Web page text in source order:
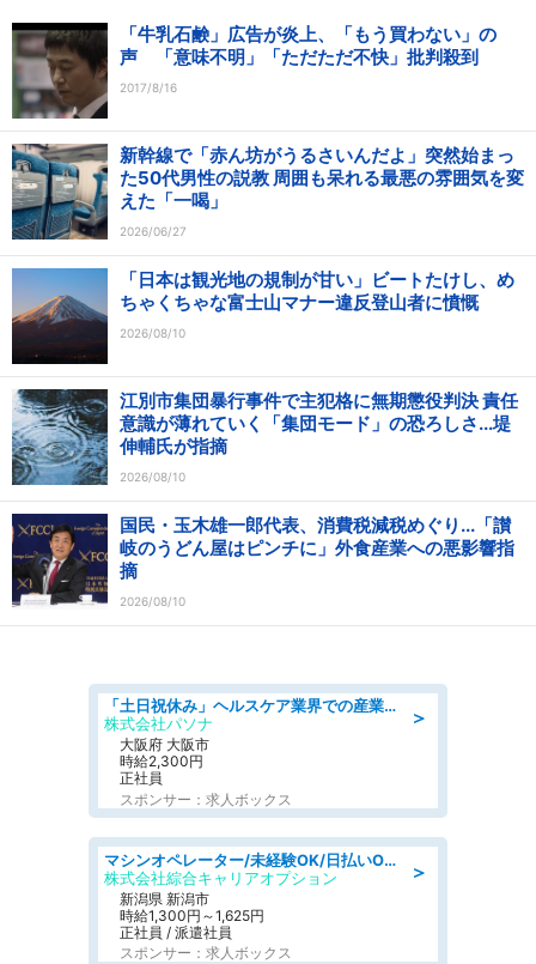
「牛乳石鹸」広告が炎上、「もう買わない」の
声 「意味不明」「ただただ不快」批判殺到
2017/8/16
新幹線で「赤ん坊がうるさいんだよ」突然始まっ
た50代男性の説教 周囲も呆れる最悪の雰囲気を変
えた「一喝」
2026/06/27
「日本は観光地の規制が甘い」ビートたけし、め
ちゃくちゃな富士山マナー違反登山者に憤慨
2026/08/10
江別市集団暴行事件で主犯格に無期懲役判決 責任
意識が薄れていく「集団モード」の恐ろしさ...堤
伸輔氏が指摘
2026/08/10
国民・玉木雄一郎代表、消費税減税めぐり...「讃
岐のうどん屋はピンチに」外食産業への悪影響指
摘
2026/08/10
＞
「土日祝休み」ヘルスケア業界での産業保健師業務/看護師/高時給/要資格:正看護師
株式会社パソナ
大阪府 大阪市
時給2,300円
正社員
スポンサー：求人ボックス
＞
マシンオペレーター/未経験OK/日払いOK/寮費無料/交替制/20・30・40代活躍中
株式会社綜合キャリアオプション
新潟県 新潟市
時給1,300円～1,625円
正社員 / 派遣社員
スポンサー：求人ボックス